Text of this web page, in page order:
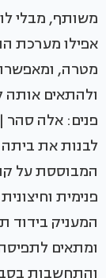
משותף, מבלי
אפילו מערכת
מטרה,
ולהתאים אותה
פנים: אלה סהר
לבנות את
המבוססת על
פנימית
המעניק בידוד
ומתאים
והתחשבות